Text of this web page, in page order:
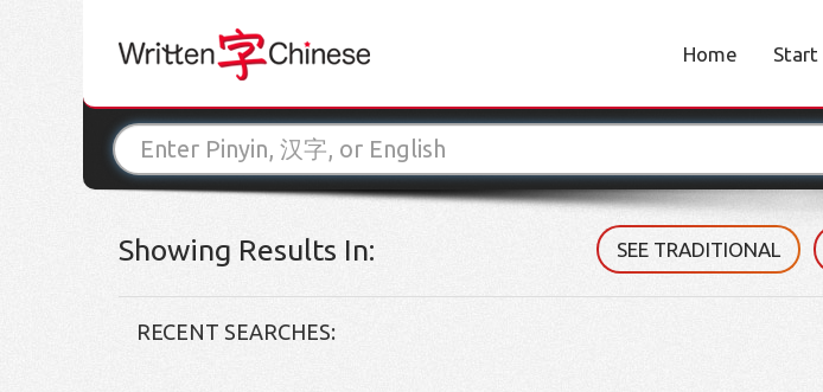
Home Start
Showing Results In: SEE TRADITIONAL
RECENT SEARCHES: